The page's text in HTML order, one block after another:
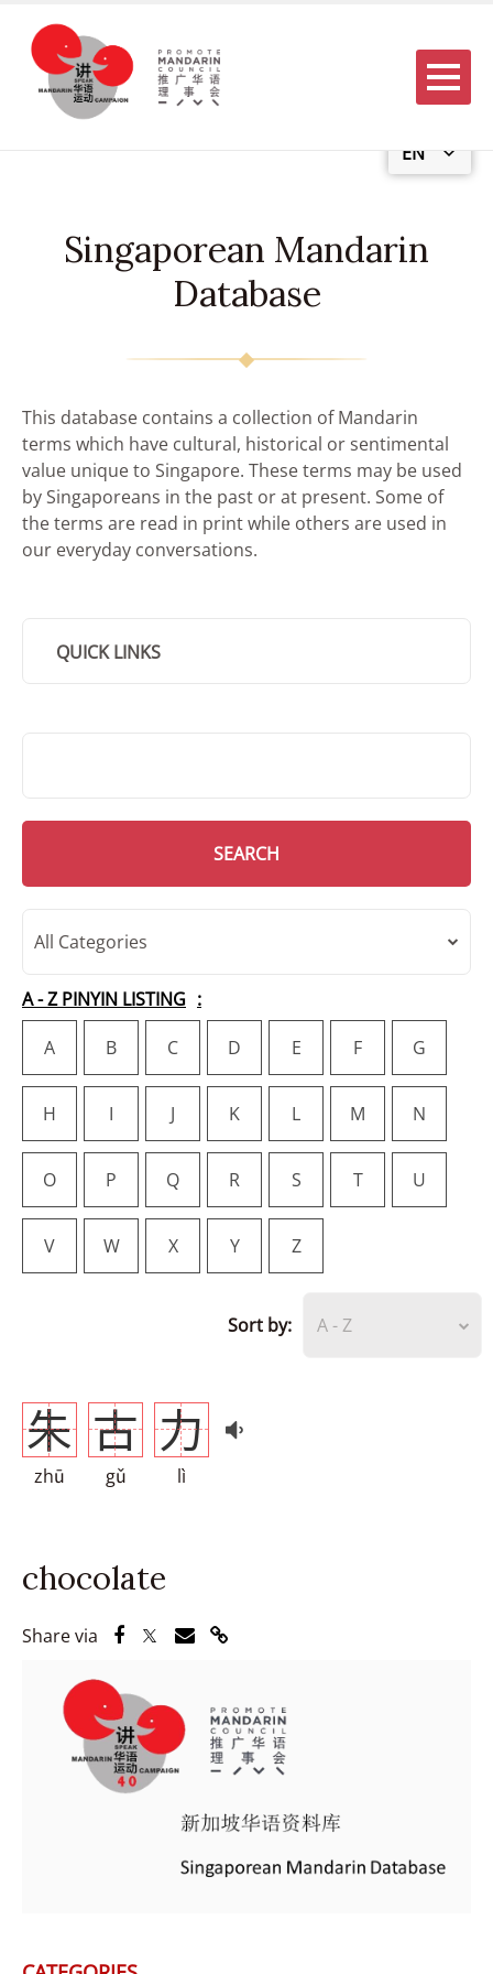
EN
Menu
Singaporean Mandarin
Database
This database contains a collection of Mandarin
terms which have cultural, historical or sentimental
value unique to Singapore. These terms may be used
by Singaporeans in the past or at present. Some of
the terms are read in print while others are used in
our everyday conversations.
QUICK LINKS
SEARCH
All Categories
A - Z PINYIN LISTING
A
B C D E F G
H I J K L M N
O P Q R S T U
V W X Y Z
Sort by: A - Z
朱
zhū
古
gǔ
力
lì
chocolate
Share via Share via Facebook
Share via Twitter
Share via Email
Share via Link